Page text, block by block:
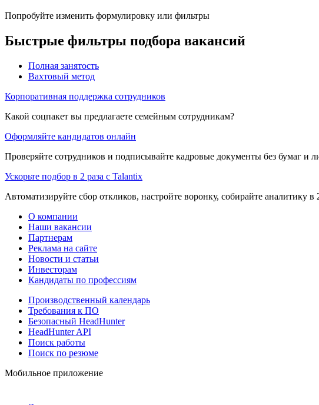
Попробуйте изменить формулировку или фильтры
Быстрые фильтры подбора вакансий
Полная занятость
Вахтовый метод
Корпоративная поддержка сотрудников
Какой соцпакет вы предлагаете семейным сотрудникам?
Оформляйте кандидатов онлайн
Проверяйте сотрудников и подписывайте кадровые документы без бумаг и
Ускорьте подбор в 2 раза с Talantix
Автоматизируйте сбор откликов, настройте воронку, собирайте аналитику в
О компании
Наши вакансии
Партнерам
Реклама на сайте
Новости и статьи
Инвесторам
Кандидаты по профессиям
Производственный календарь
Требования к ПО
Безопасный HeadHunter
HeadHunter API
Поиск работы
Поиск по резюме
Мобильное приложение